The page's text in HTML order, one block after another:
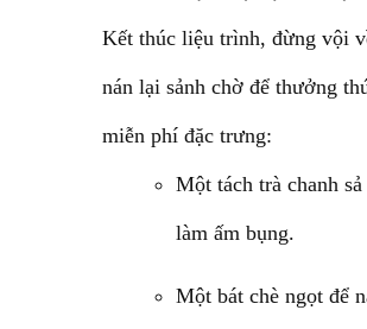
Kết thúc liệu trình, đừng vội
nán lại sảnh chờ để thưởng
miễn phí đặc trưng:
Một tách trà chanh
làm ấm bụng.
Một bát chè ngọt để